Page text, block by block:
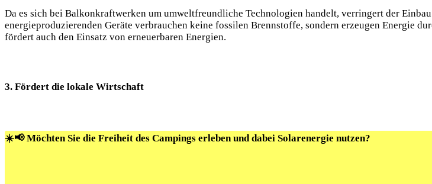
Da es sich bei Balkonkraftwerken um umweltfreundliche‍ Technologien ⁣handelt, verringert der
‍energieproduzierenden Geräte‍ verbrauchen keine fossilen Brennstoffe, ​sondern erzeugen Energie
fördert auch den Einsatz ​von erneuerbaren Energien.
3. Fördert die lokale Wirtschaft
☀️📢 Möchten Sie die Freiheit des Campings erleben und dabei Solarenergie nutzen?